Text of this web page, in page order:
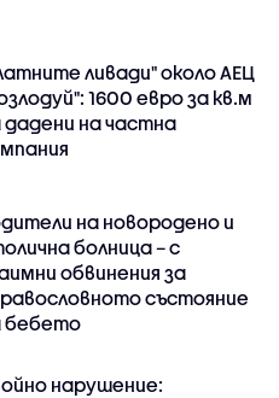
ливади" около АЕЦ
1600 евро за кв.м
дадени на частна
на новородено и
болница – с
обвинения за
състояние
бебето
нарушение: